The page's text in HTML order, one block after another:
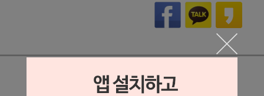
상세정보 새창 열기